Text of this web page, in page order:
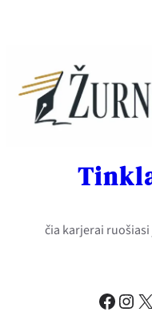
Facebook Instagram X
čia karjerai